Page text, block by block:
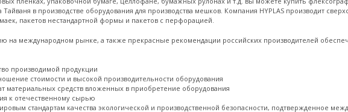
в производстве оборудования для производства мешков. Компания HYPLAS производит
пакетов нестандартной формы и пакетов с перфорацией.
на международном рынке, а также прекрасные рекомендации российских производителей
производимой продукции
стоимости и высокой производительности оборудования
материальных средств вложенных в приобретение оборудования
к отечественному сырью
стандартам качества экологической и производственной безопасности, подтвержденное